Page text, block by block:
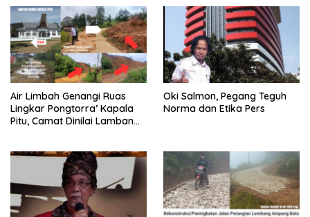
Air Limbah Genangi Ruas
Lingkar Pongtorra’ Kapala
Pitu, Camat Dinilai Lamban
Oki Salmon, Pegang Teguh
Norma dan Etika Pers